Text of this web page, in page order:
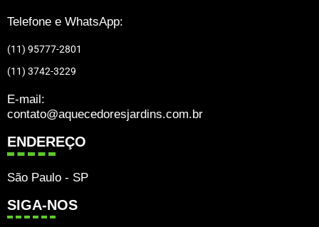
Telefone e WhatsApp:
(11) 95777-2801
(11) 3742-3229
E-mail:
contato@aquecedoresjardins.com.br
ENDEREÇO
São Paulo - SP
SIGA-NOS